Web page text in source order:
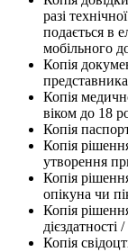
разі
подається в
мобільного
Копія
Копія
віком до 18
Копія
Копія
утворення
Копія
опікуна чи
Копія
Копія